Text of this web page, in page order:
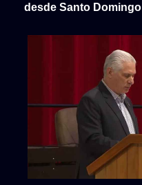
desde Santo Domingo